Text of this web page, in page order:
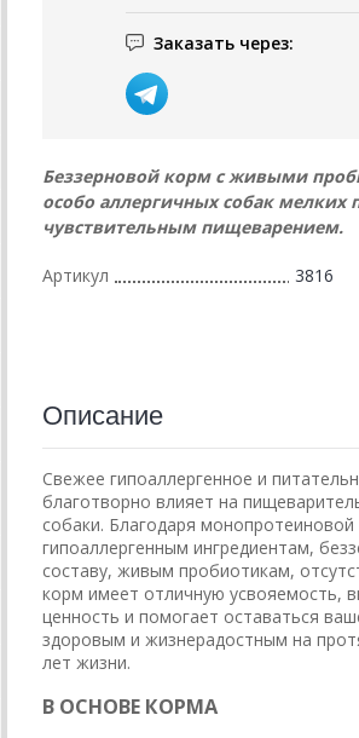
Заказать через:
Беззерновой корм с живыми
особо аллергичных собак мелких
чувствительным пищеварением.
Артикул 3816
Описание
Свежее гипоаллергенное и
благотворно влияет на
собаки. Благодаря
гипоаллергенным ингредиентам,
составу, живым пробиотикам,
корм имеет отличную усвояемость,
ценность и помогает оставаться
здоровым и жизнерадостным на
лет жизни.
В ОСНОВЕ КОРМА